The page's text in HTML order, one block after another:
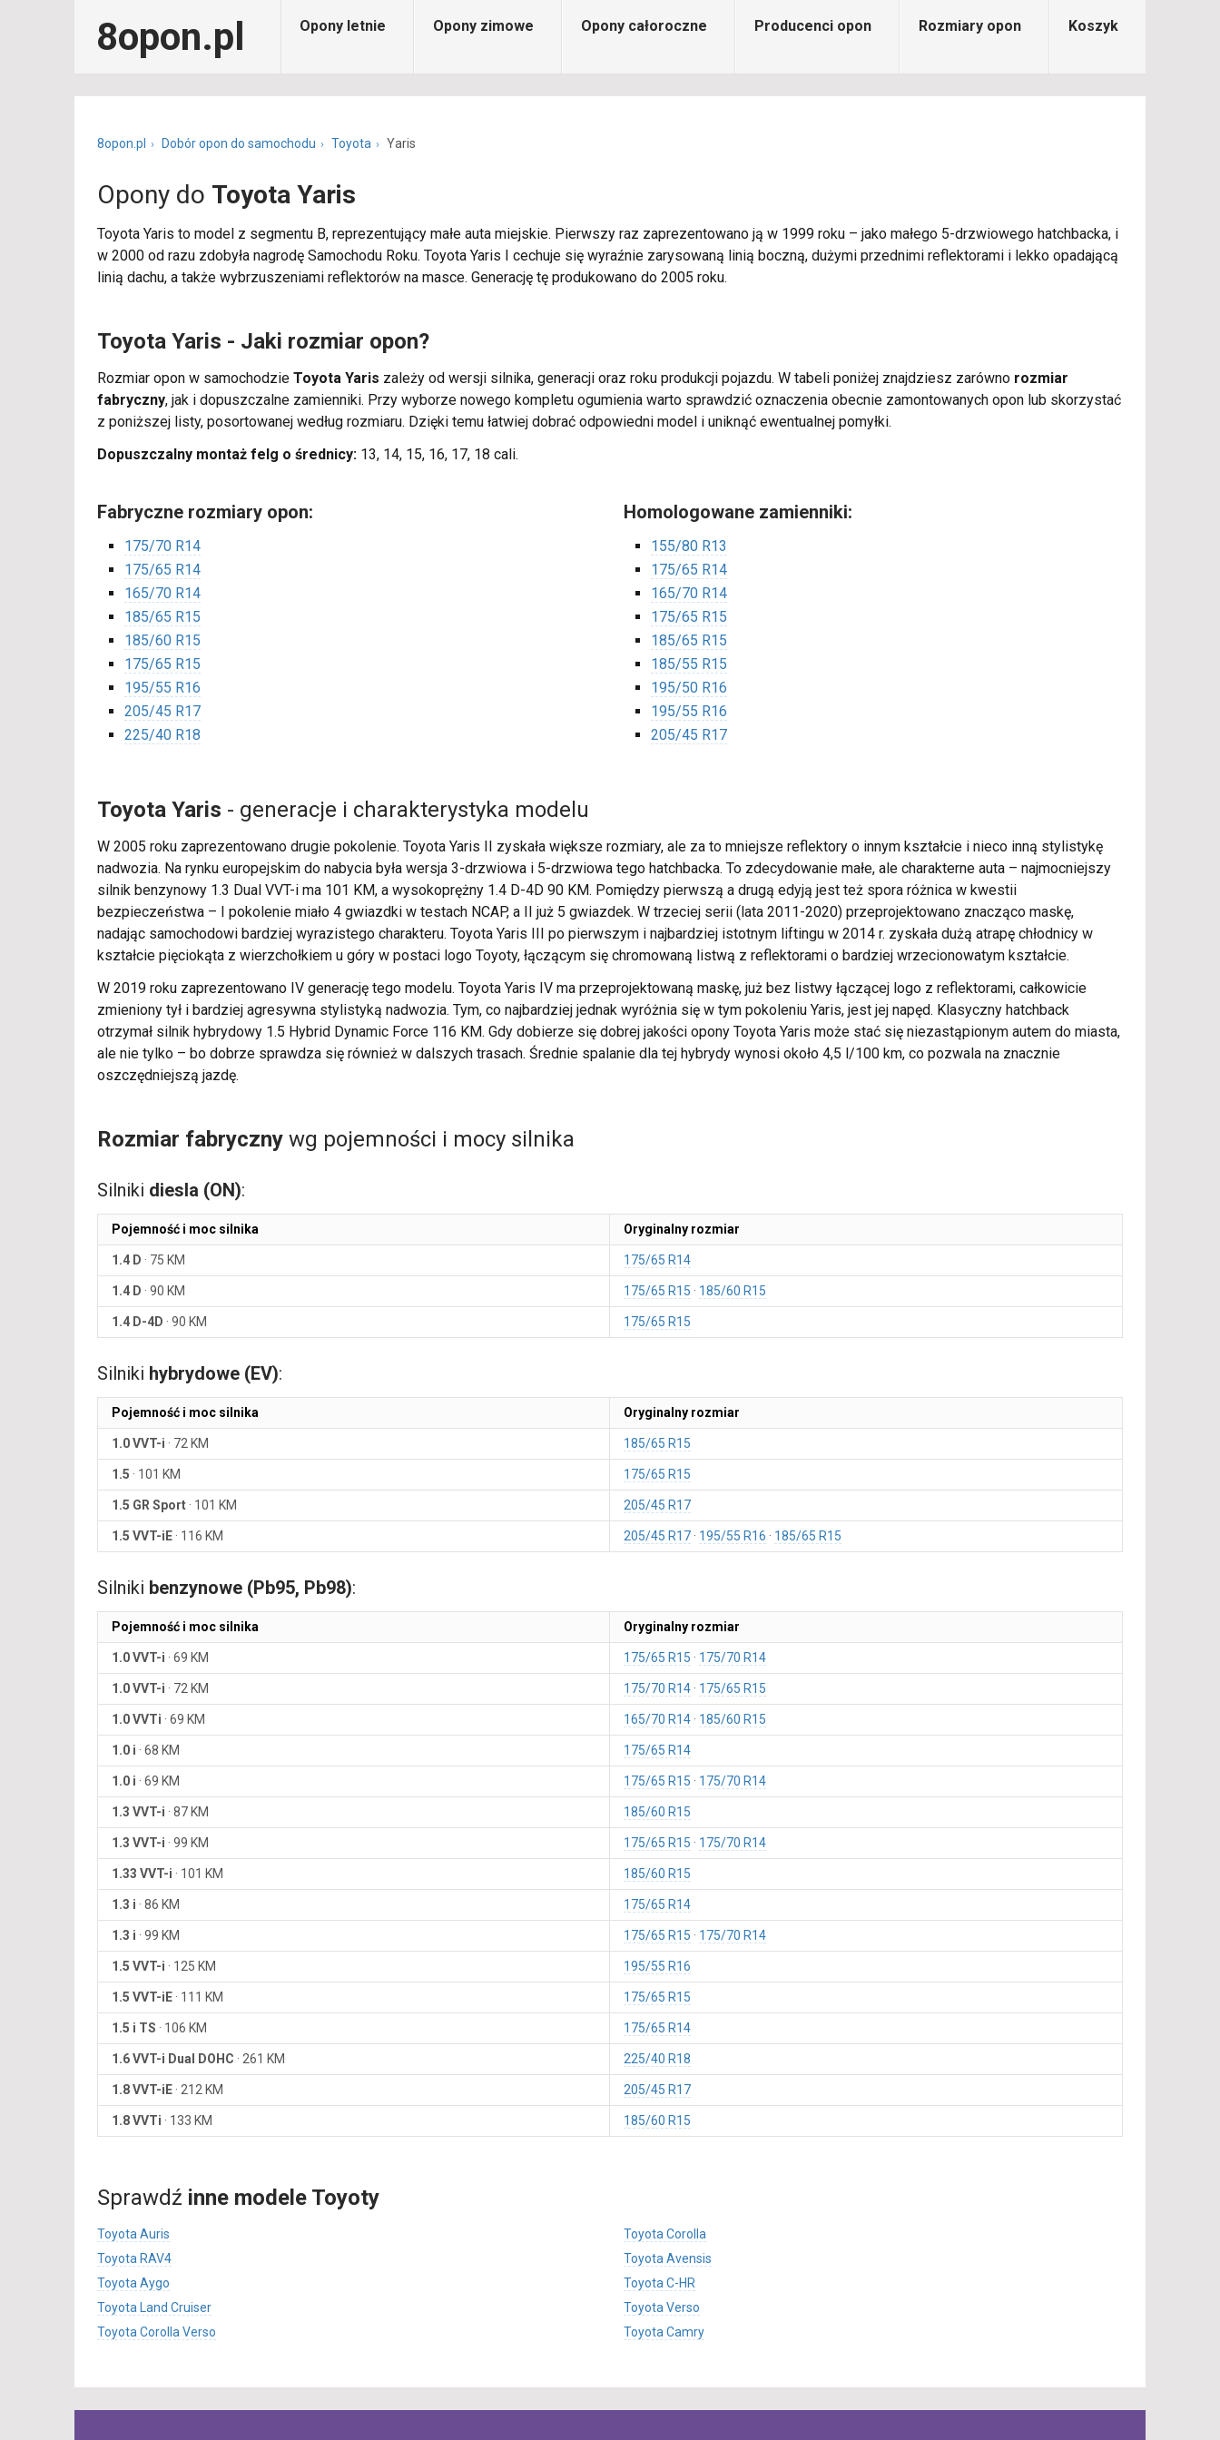
8opon.pl Opony letnie Opony zimowe Opony całoroczne Producenci opon Rozmiary opon Koszyk
8opon.pl Dobór opon do samochodu Toyota Yaris
Opony do Toyota Yaris
Toyota Yaris to model z segmentu B, reprezentujący małe auta miejskie. Pierwszy raz zaprezentowano ją w 1999 roku – jako małego 5-drzwiowego hatchbacka, i
w 2000 od razu zdobyła nagrodę Samochodu Roku. Toyota Yaris I cechuje się wyraźnie zarysowaną linią boczną, dużymi przednimi reflektorami i lekko opadającą
linią dachu, a także wybrzuszeniami reflektorów na masce. Generację tę produkowano do 2005 roku.
Toyota Yaris - Jaki rozmiar opon?
Rozmiar opon w samochodzie Toyota Yaris zależy od wersji silnika, generacji oraz roku produkcji pojazdu. W tabeli poniżej znajdziesz zarówno rozmiar
fabryczny, jak i dopuszczalne zamienniki. Przy wyborze nowego kompletu ogumienia warto sprawdzić oznaczenia obecnie zamontowanych opon lub skorzystać
z poniższej listy, posortowanej według rozmiaru. Dzięki temu łatwiej dobrać odpowiedni model i uniknąć ewentualnej pomyłki.
Dopuszczalny montaż felg o średnicy: 13, 14, 15, 16, 17, 18 cali.
Fabryczne rozmiary opon:
175/70 R14
175/65 R14
165/70 R14
185/65 R15
185/60 R15
175/65 R15
195/55 R16
205/45 R17
225/40 R18
Homologowane zamienniki:
155/80 R13
175/65 R14
165/70 R14
175/65 R15
185/65 R15
185/55 R15
195/50 R16
195/55 R16
205/45 R17
Toyota Yaris - generacje i charakterystyka modelu
W 2005 roku zaprezentowano drugie pokolenie. Toyota Yaris II zyskała większe rozmiary, ale za to mniejsze reflektory o innym kształcie i nieco inną stylistykę
nadwozia. Na rynku europejskim do nabycia była wersja 3-drzwiowa i 5-drzwiowa tego hatchbacka. To zdecydowanie małe, ale charakterne auta – najmocniejszy
silnik benzynowy 1.3 Dual VVT-i ma 101 KM, a wysokoprężny 1.4 D-4D 90 KM. Pomiędzy pierwszą a drugą edyją jest też spora różnica w kwestii
bezpieczeństwa – I pokolenie miało 4 gwiazdki w testach NCAP, a II już 5 gwiazdek. W trzeciej serii (lata 2011-2020) przeprojektowano znacząco maskę,
nadając samochodowi bardziej wyrazistego charakteru. Toyota Yaris III po pierwszym i najbardziej istotnym liftingu w 2014 r. zyskała dużą atrapę chłodnicy w
kształcie pięciokąta z wierzchołkiem u góry w postaci logo Toyoty, łączącym się chromowaną listwą z reflektorami o bardziej wrzecionowatym kształcie.
W 2019 roku zaprezentowano IV generację tego modelu. Toyota Yaris IV ma przeprojektowaną maskę, już bez listwy łączącej logo z reflektorami, całkowicie
zmieniony tył i bardziej agresywna stylistyką nadwozia. Tym, co najbardziej jednak wyróżnia się w tym pokoleniu Yaris, jest jej napęd. Klasyczny hatchback
otrzymał silnik hybrydowy 1.5 Hybrid Dynamic Force 116 KM. Gdy dobierze się dobrej jakości opony Toyota Yaris może stać się niezastąpionym autem do miasta,
ale nie tylko – bo dobrze sprawdza się również w dalszych trasach. Średnie spalanie dla tej hybrydy wynosi około 4,5 l/100 km, co pozwala na znacznie
oszczędniejszą jazdę.
Rozmiar fabryczny wg pojemności i mocy silnika
Silniki diesla (ON):
Pojemność i moc silnika Oryginalny rozmiar
1.4 D · 75 KM 175/65 R14
1.4 D · 90 KM 175/65 R15 185/60 R15
1.4 D-4D · 90 KM 175/65 R15
Silniki hybrydowe (EV):
Pojemność i moc silnika Oryginalny rozmiar
1.0 VVT-i · 72 KM 185/65 R15
1.5 · 101 KM 175/65 R15
1.5 GR Sport · 101 KM 205/45 R17
1.5 VVT-iE · 116 KM 205/45 R17 195/55 R16 185/65 R15
Silniki benzynowe (Pb95, Pb98):
Pojemność i moc silnika Oryginalny rozmiar
1.0 VVT-i · 69 KM 175/65 R15 175/70 R14
1.0 VVT-i · 72 KM 175/70 R14 175/65 R15
1.0 VVTi · 69 KM 165/70 R14 185/60 R15
1.0 i · 68 KM 175/65 R14
1.0 i · 69 KM 175/65 R15 175/70 R14
1.3 VVT-i · 87 KM 185/60 R15
1.3 VVT-i · 99 KM 175/65 R15 175/70 R14
1.33 VVT-i · 101 KM 185/60 R15
1.3 i · 86 KM 175/65 R14
1.3 i · 99 KM 175/65 R15 175/70 R14
1.5 VVT-i · 125 KM 195/55 R16
1.5 VVT-iE · 111 KM 175/65 R15
1.5 i TS · 106 KM 175/65 R14
1.6 VVT-i Dual DOHC · 261 KM 225/40 R18
1.8 VVT-iE · 212 KM 205/45 R17
1.8 VVTi · 133 KM 185/60 R15
Sprawdź inne modele Toyoty
Toyota Auris
Toyota Corolla
Toyota RAV4
Toyota Avensis
Toyota Aygo
Toyota C-HR
Toyota Land Cruiser
Toyota Verso
Toyota Corolla Verso
Toyota Camry